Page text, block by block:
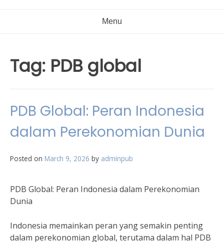
Menu
Tag: PDB global
PDB Global: Peran Indonesia
dalam Perekonomian Dunia
Posted on March 9, 2026 by adminpub
PDB Global: Peran Indonesia dalam Perekonomian
Dunia
Indonesia memainkan peran yang semakin penting
dalam perekonomian global, terutama dalam hal PDB